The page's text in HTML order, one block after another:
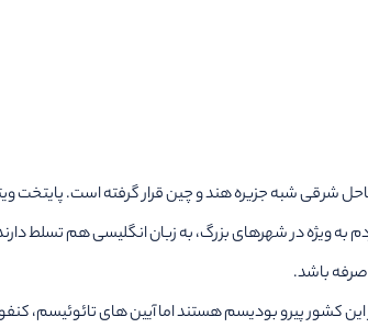
شرقی شبه جزیره هند و چین قرار گرفته است.
باشد.
کشور پیرو بودیسم هستند اما آیین های تائوئیسم،